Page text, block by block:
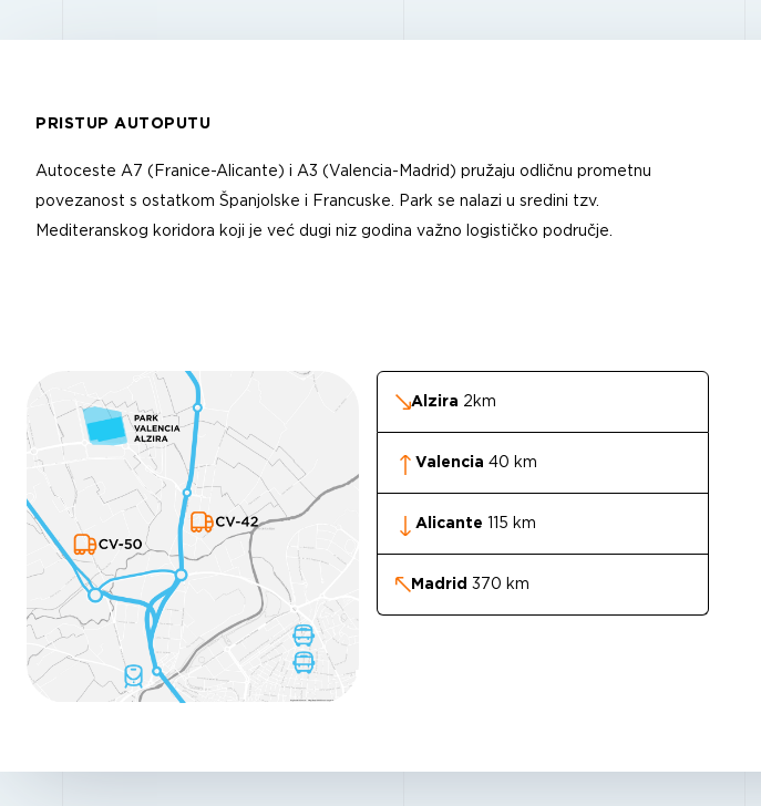
PRISTUP AUTOPUTU
Autoceste A7 (Franice-Alicante) i A3 (Valencia-Madrid) pružaju odličnu prometnu
povezanost s ostatkom Španjolske i Francuske. Park se nalazi u sredini tzv.
Mediteranskog koridora koji je već dugi niz godina važno logističko područje.
Alzira 2km
Valencia 40 km
Alicante 115 km
Madrid 370 km